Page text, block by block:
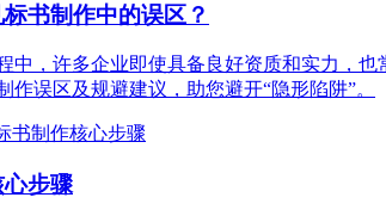
书制作中的误区？
中，许多企业即使具备良好资质和实力，
作误区及规避建议，助您避开“隐形陷阱”。
步骤‌